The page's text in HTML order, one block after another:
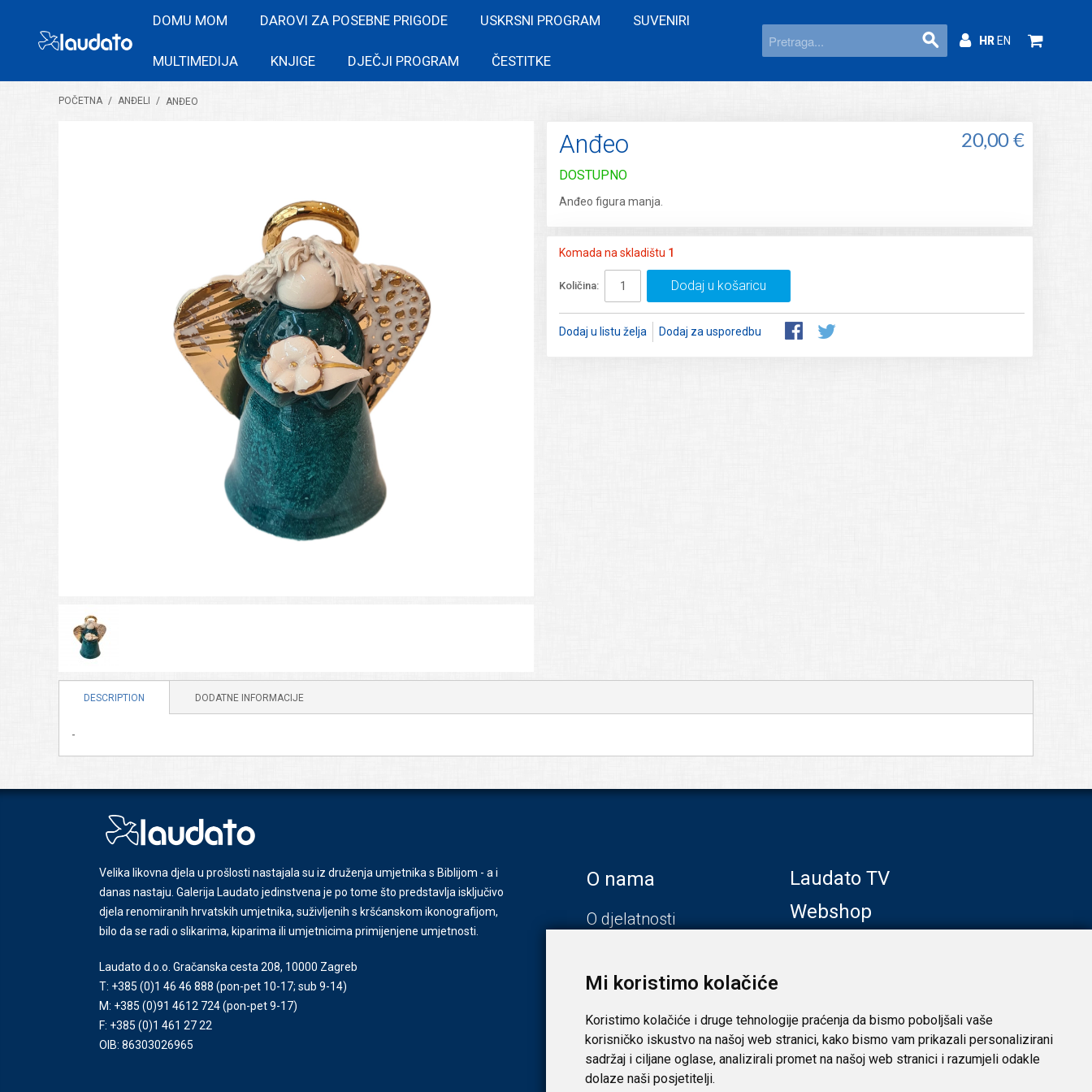
Mi koristimo kolačiće
Koristimo kolačiće i druge tehnologije praćenja da bismo poboljšali vaše
korisničko iskustvo na našoj web stranici, kako bismo vam prikazali personalizirani
sadržaj i ciljane oglase, analizirali promet na našoj web stranici i razumjeli odakle
dolaze naši posjetitelji.
DOMU MOM DAROVI ZA POSEBNE PRIGODE USKRSNI PROGRAM SUVENIRI
MULTIMEDIJA KNJIGE DJEČJI PROGRAM ČESTITKE
HREN
POČETNA / ANĐELI / ANĐEO
Anđeo 20,00 €
DOSTUPNO
Anđeo figura manja.
Komada na skladištu 1
Količina: Dodaj u košaricu
Dodaj u listu želja Dodaj za usporedbu
DESCRIPTION DODATNE INFORMACIJE
-
Velika likovna djela u prošlosti nastajala su iz druženja umjetnika s Biblijom - a i
danas nastaju. Galerija Laudato jedinstvena je po tome što predstavlja isključivo
djela renomiranih hrvatskih umjetnika, suživljenih s kršćanskom ikonografijom,
bilo da se radi o slikarima, kiparima ili umjetnicima primijenjene umjetnosti.
Laudato d.o.o. Gračanska cesta 208, 10000 Zagreb
T: +385 (0)1 46 46 888 (pon-pet 10-17; sub 9-14)
M: +385 (0)91 4612 724(pon-pet 9-17)
F: +385 (0)1 461 27 22
OIB: 86303026965
O nama
O djelatnosti
Zadar
Laudato TV
Webshop